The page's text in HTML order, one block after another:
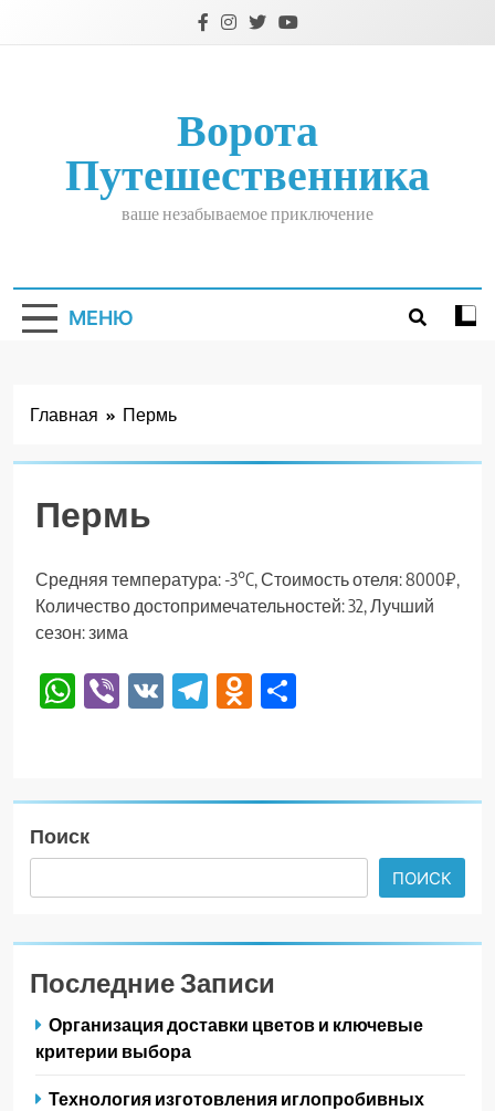
Ворота
Путешественника
ваше незабываемое приключение
МЕНЮ
Главная Пермь
Пермь
Средняя температура: -3°C, Стоимость отеля: 8000₽,
Количество достопримечательностей: 32, Лучший
сезон: зима
WhatsApp
Viber
VK TelegramOdnoklassniki
Поиск
ПОИСК
Последние Записи
Организация доставки цветов и ключевые
критерии выбора
Технология изготовления иглопробивных